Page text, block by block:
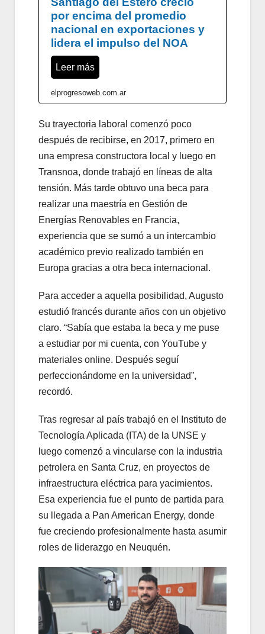
por encima del promedio
nacional en exportaciones y
lidera el impulso del NOA
Leer más
elprogresoweb.com.ar
Su trayectoria laboral comenzó poco
después de recibirse, en 2017, primero en
una empresa constructora local y luego en
Transnoa, donde trabajó en líneas de alta
tensión. Más tarde obtuvo una beca para
realizar una maestría en Gestión de
Energías Renovables en Francia,
experiencia que se sumó a un intercambio
académico previo realizado también en
Europa gracias a otra beca internacional.
Para acceder a aquella posibilidad, Augusto
estudió francés durante años con un objetivo
claro. “Sabía que estaba la beca y me puse
a estudiar por mi cuenta, con YouTube y
materiales online. Después seguí
perfeccionándome en la universidad”,
recordó.
Tras regresar al país trabajó en el Instituto de
Tecnología Aplicada (ITA) de la UNSE y
luego comenzó a vincularse con la industria
petrolera en Santa Cruz, en proyectos de
infraestructura eléctrica para yacimientos.
Esa experiencia fue el punto de partida para
su llegada a Pan American Energy, donde
fue creciendo profesionalmente hasta asumir
roles de liderazgo en Neuquén.